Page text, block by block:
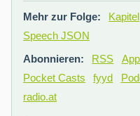
Mehr zur Folge: Kapitel
Speech JSON
Abonnieren:
RSS
Pocket Casts
fyyd
radio.at